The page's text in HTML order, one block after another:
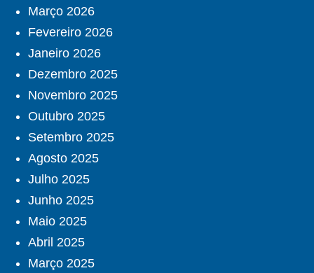
Março 2026
Fevereiro 2026
Janeiro 2026
Dezembro 2025
Novembro 2025
Outubro 2025
Setembro 2025
Agosto 2025
Julho 2025
Junho 2025
Maio 2025
Abril 2025
Março 2025